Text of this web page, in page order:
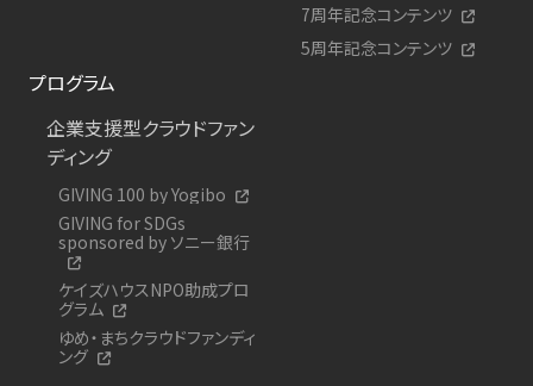
7周年記念コンテンツ
5周年記念コンテンツ
プログラム
企業支援型クラウドファン
ディング
GIVING 100 by Yogibo
GIVING for SDGs
sponsored by ソニー銀行
ケイズハウスNPO助成プロ
グラム
ゆめ・まちクラウドファンディ
ング